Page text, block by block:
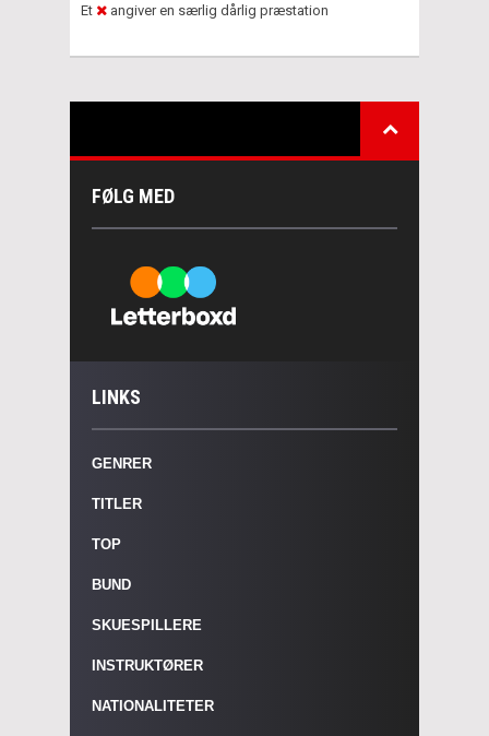
Et
angiver en særlig dårlig præstation
FØLG MED
LINKS
GENRER
TITLER
TOP
BUND
SKUESPILLERE
INSTRUKTØRER
NATIONALITETER